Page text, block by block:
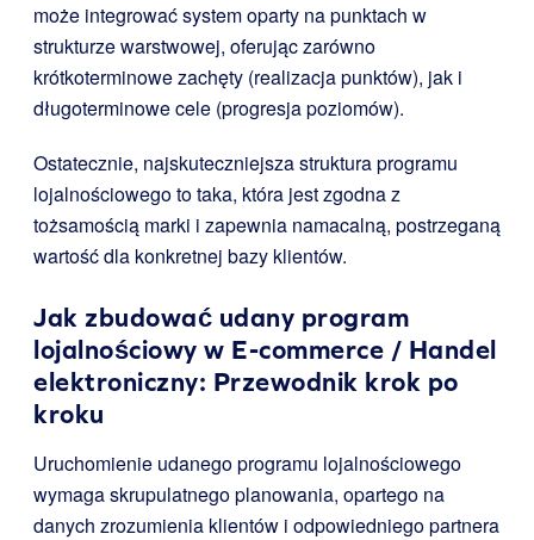
może integrować system oparty na punktach w
strukturze warstwowej, oferując zarówno
krótkoterminowe zachęty (realizacja punktów), jak i
długoterminowe cele (progresja poziomów).
Ostatecznie, najskuteczniejsza struktura programu
lojalnościowego to taka, która jest zgodna z
tożsamością marki i zapewnia namacalną, postrzeganą
wartość dla konkretnej bazy klientów.
Jak zbudować udany program
lojalnościowy w E-commerce / Handel
elektroniczny: Przewodnik krok po
kroku
Uruchomienie udanego programu lojalnościowego
wymaga skrupulatnego planowania, opartego na
danych zrozumienia klientów i odpowiedniego partnera